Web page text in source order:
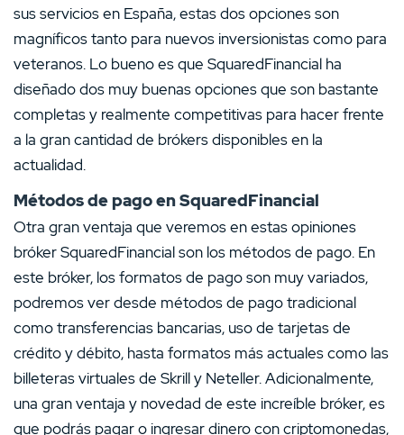
sus servicios en España, estas dos opciones son
magníficos tanto para nuevos inversionistas como para
veteranos. Lo bueno es que SquaredFinancial ha
diseñado dos muy buenas opciones que son bastante
completas y realmente competitivas para hacer frente
a la gran cantidad de brókers disponibles en la
actualidad.
Métodos de pago en SquaredFinancial
Otra gran ventaja que veremos en estas opiniones
bróker SquaredFinancial son los métodos de pago. En
este bróker, los formatos de pago son muy variados,
podremos ver desde métodos de pago tradicional
como transferencias bancarias, uso de tarjetas de
crédito y débito, hasta formatos más actuales como las
billeteras virtuales de Skrill y Neteller. Adicionalmente,
una gran ventaja y novedad de este increíble bróker, es
que podrás pagar o ingresar dinero con criptomonedas,